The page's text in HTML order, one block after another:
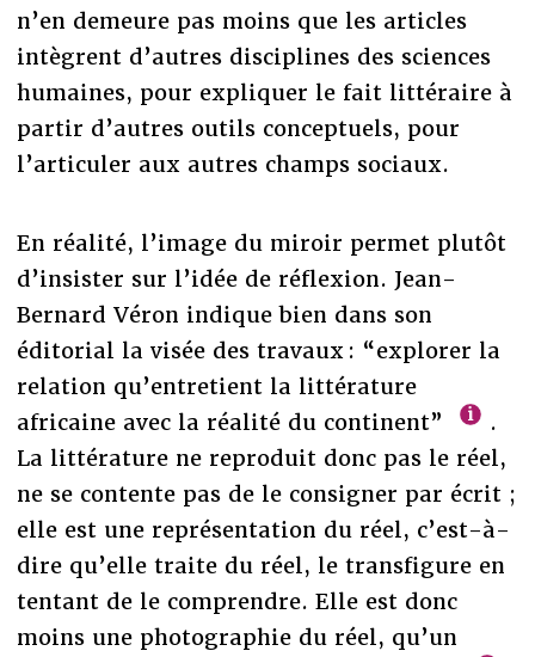
n’en demeure pas moins que les articles
intègrent d’autres disciplines des sciences
humaines, pour expliquer le fait littéraire à
partir d’autres outils conceptuels, pour
l’articuler aux autres champs sociaux.
En réalité, l’image du miroir permet plutôt
d’insister sur l’idée de réflexion. Jean-
Bernard Véron indique bien dans son
éditorial la visée des travaux : “explorer la
relation qu’entretient la littérature
africaine avec la réalité du continent”
.
La littérature ne reproduit donc pas le réel,
ne se contente pas de le consigner par écrit ;
elle est une représentation du réel, c’est-à-
dire qu’elle traite du réel, le transfigure en
tentant de le comprendre. Elle est donc
moins une photographie du réel, qu’un